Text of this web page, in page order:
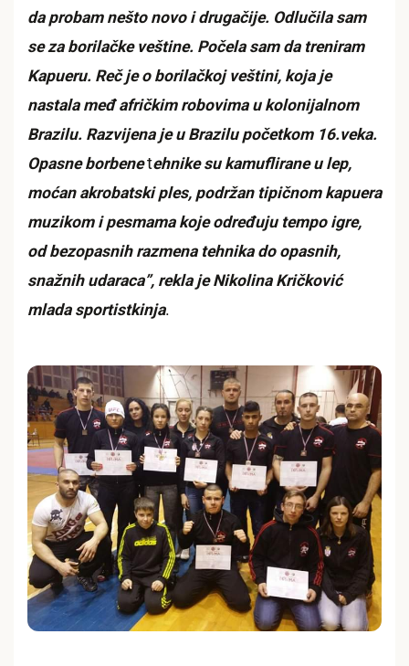
da probam nešto novo i drugačije. Odlučila sam
se za borilačke veštine. Počela sam da treniram
Kapueru. Reč je o borilačkoj veštini, koja je
nastala međ afričkim robovima u kolonijalnom
Brazilu. Razvijena je u Brazilu početkom 16.veka.
Opasne borbenetehnike su kamuflirane u lep,
moćan akrobatski ples, podržan tipičnom kapuera
muzikom i pesmama koje određuju tempo igre,
od bezopasnih razmena tehnika do opasnih,
snažnih udaraca”, rekla je Nikolina Kričković
mlada sportistkinja.